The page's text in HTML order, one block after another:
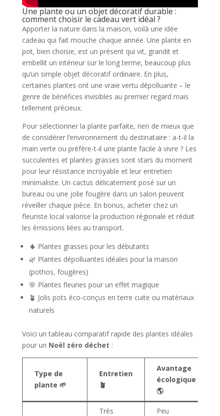
Une plante ou un objet décoratif durable :
comment choisir le cadeau vert idéal ?
Apporter la nature dans la maison, voilà une idée
cadeau qui fait mouche chaque année. Une plante en
pot, bien choisie, est un présent qui vit, grandit et
embellit un intérieur sur le long terme, beaucoup plus
qu’un simple objet décoratif ordinaire. En plus,
certaines plantes ont une vraie vertu dépolluante – le
genre de bénéfices invisibles au premier regard mais
tellement précieux.
Pour sélectionner la plante parfaite, rien de mieux que
de considérer l’environnement du destinataire : a-t-il la
main verte ou préfère-t-il une plante facile à vivre ? Les
succulentes et plantes grasses sont stars du moment
pour leur résistance incroyable et leur entretien
minimaliste. Un cactus délicatement posé sur un
bureau ou une jolie fougère dans un salon peuvent
réveiller chaque pièce. En bonus, acheter chez un
fleuriste local valorise la production régionale et réduit
les émissions liées au transport.
🌵 Plantes grasses pour les débutants
🌿 Plantes dépolluantes idéales pour la maison
(pothos, fougères)
🌸 Plantes fleuries pour un effet magique
🪴 Jolis pots éco-conçus en terre cuite ou matériaux
naturels
Voici un tableau comparatif rapide des plantes idéales
pour un Noël zéro déchet :
Type de
plante 🌱
Entretien
🪴
Avantage
écologique
🌎
Très
Peu